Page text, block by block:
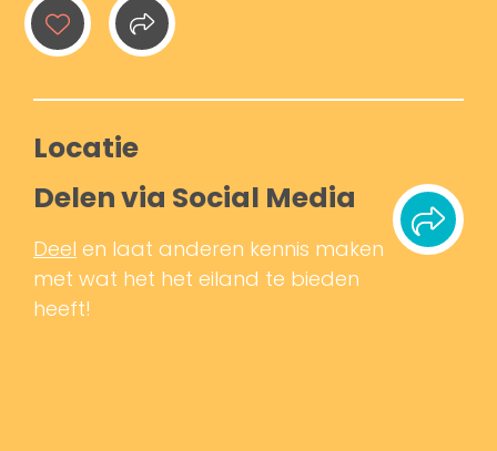
Locatie
Delen via Social Media
Deel en laat anderen kennis maken
met wat het het eiland te bieden
heeft!